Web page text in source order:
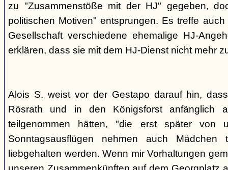
zu "Zusammenstöße mit der HJ" gegeben,
politischen Motiven" entsprungen. Es treffe
Gesellschaft verschiedene ehemalige HJ-
erklären, dass sie mit dem HJ-Dienst nicht mehr
Alois S. weist vor der Gestapo darauf hin,
Rösrath und in den Königsforst anfänglich
teilgenommen hätten, "die erst später von
Sonntagsausflügen nehmen auch
liebgehalten werden. Wenn mir Vorhaltungen